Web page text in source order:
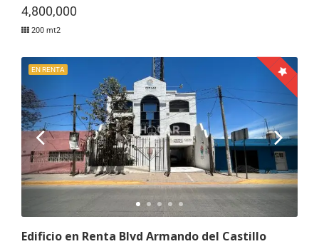
4,800,000
200 mt2
EN RENTA
Edificio en Renta Blvd Armando del Castillo